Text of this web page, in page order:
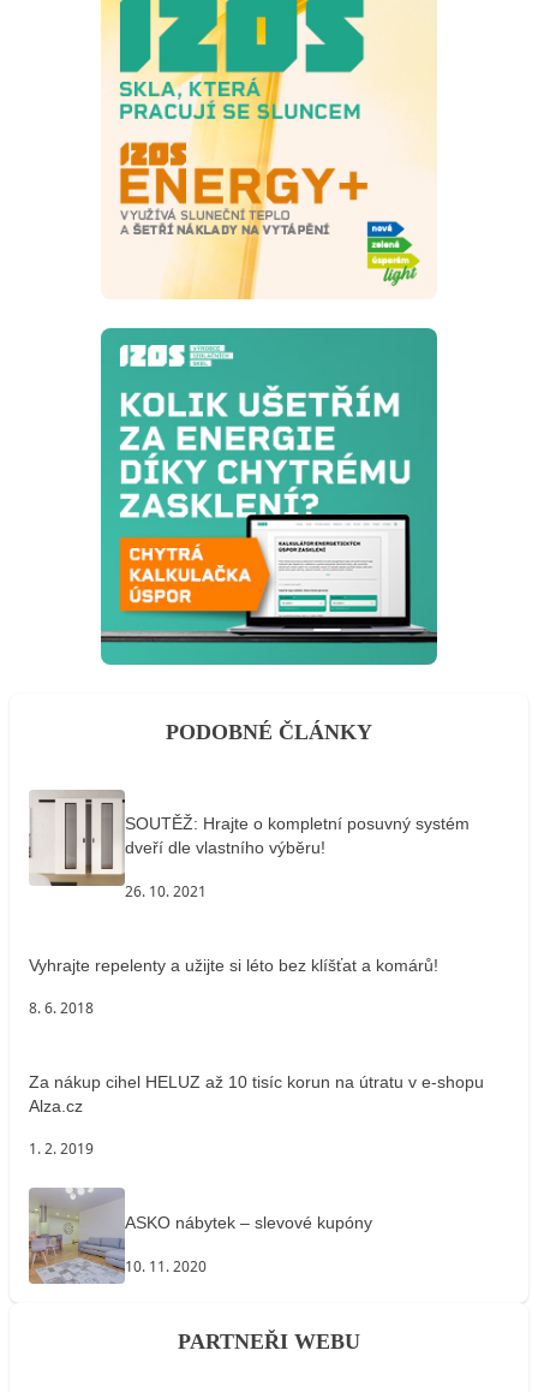
PODOBNÉ ČLÁNKY
SOUTĚŽ: Hrajte o kompletní posuvný systém
dveří dle vlastního výběru!
26. 10. 2021
Vyhrajte repelenty a užijte si léto bez klíšťat a komárů!
8. 6. 2018
Za nákup cihel HELUZ až 10 tisíc korun na útratu v e-shopu
Alza.cz
1. 2. 2019
ASKO nábytek – slevové kupóny
10. 11. 2020
PARTNEŘI WEBU